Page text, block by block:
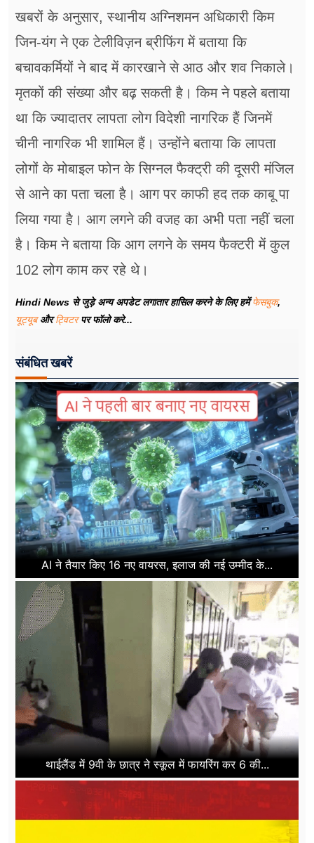
खबरों के अनुसार, स्थानीय अग्निशमन अधिकारी किम
जिन-यंग ने एक टेलीविज़न ब्रीफिंग में बताया कि
बचावकर्मियों ने बाद में कारखाने से आठ और शव निकाले।
मृतकों की संख्या और बढ़ सकती है। किम ने पहले बताया
था कि ज्यादातर लापता लोग विदेशी नागरिक हैं जिनमें
चीनी नागरिक भी शामिल हैं। उन्होंने बताया कि लापता
लोगों के मोबाइल फोन के सिग्नल फैक्ट्री की दूसरी मंजिल
से आने का पता चला है। आग पर काफी हद तक काबू पा
लिया गया है। आग लगने की वजह का अभी पता नहीं चला
है। किम ने बताया कि आग लगने के समय फैक्टरी में कुल
102 लोग काम कर रहे थे।
Hindi News से जुड़े अन्य अपडेट लगातार हासिल करने के लिए हमेंफेसबुक,
यूट्यूबऔरट्विटरपर फॉलो करे...
संबंधित खबरें
AI ने तैयार किए 16 नए वायरस, इलाज की नई उम्मीद के...
थाईलैंड में 9वी के छात्र ने स्कूल में फायरिंग कर 6 की...